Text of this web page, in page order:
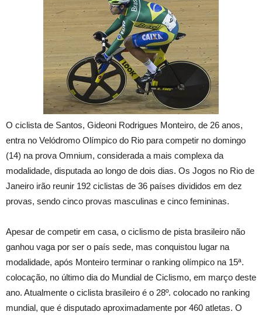
O ciclista de Santos, Gideoni Rodrigues Monteiro, de 26 anos,
entra no Velódromo Olímpico do Rio para competir no domingo
(14) na prova Omnium, considerada a mais complexa da
modalidade, disputada ao longo de dois dias. Os Jogos no Rio de
Janeiro irão reunir 192 ciclistas de 36 países divididos em dez
provas, sendo cinco provas masculinas e cinco femininas.
Apesar de competir em casa, o ciclismo de pista brasileiro não
ganhou vaga por ser o país sede, mas conquistou lugar na
modalidade, após Monteiro terminar o ranking olímpico na 15ª.
colocação, no último dia do Mundial de Ciclismo, em março deste
ano. Atualmente o ciclista brasileiro é o 28º. colocado no ranking
mundial, que é disputado aproximadamente por 460 atletas. O